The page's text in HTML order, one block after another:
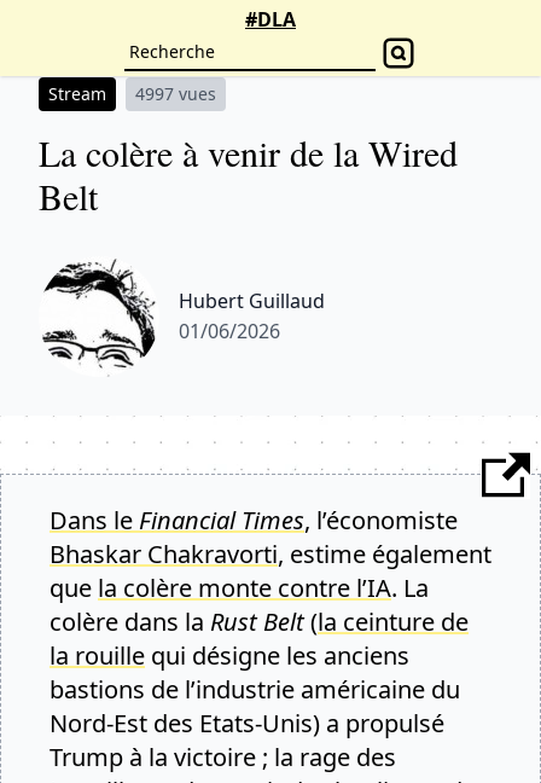
#DLA
Stream 4997 vues
La colère à venir de la Wired
Belt
Hubert Guillaud
01/06/2026
Dans le Financial Times, l’économiste
Bhaskar Chakravorti, estime également
que la colère monte contre l’IA. La
colère dans la Rust Belt(la ceinture de
la rouille qui désigne les anciens
bastions de l’industrie américaine du
Nord-Est des Etats-Unis) a propulsé
Trump à la victoire ; la rage des